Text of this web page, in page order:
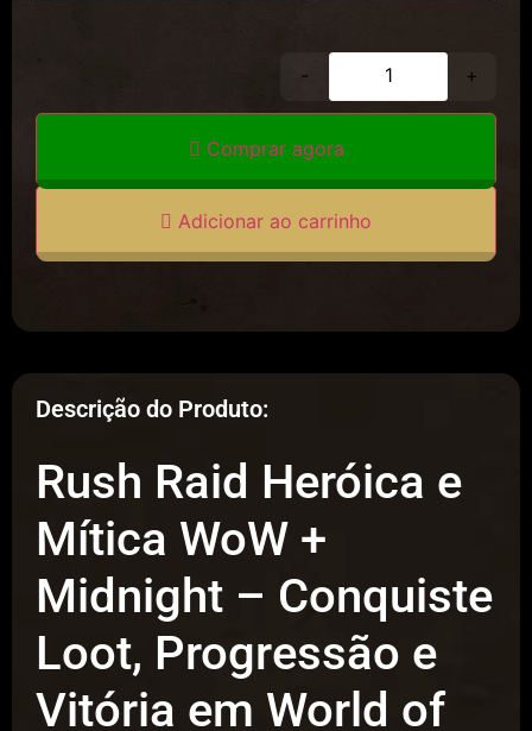
- +
Comprar agora
Adicionar ao carrinho
Descrição do Produto:
Rush Raid Heróica e
Mítica WoW +
Midnight – Conquiste
Loot, Progressão e
Vitória em World of